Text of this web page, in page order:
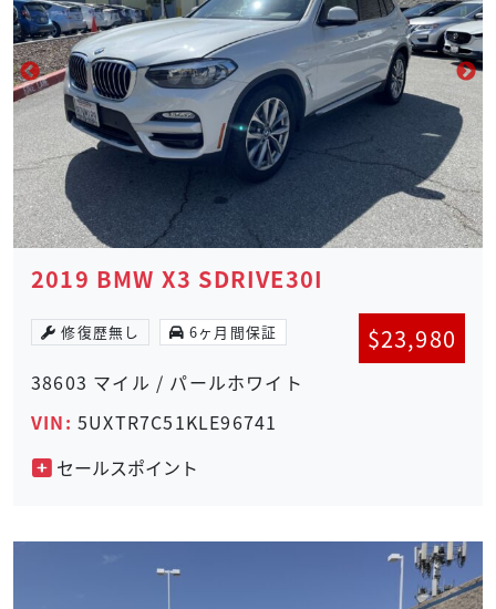
2019 BMW X3 SDRIVE30I
修復歴無し 6ヶ月間保証 $23,980
38603 マイル / パールホワイト
VIN: 5UXTR7C51KLE96741
セールスポイント